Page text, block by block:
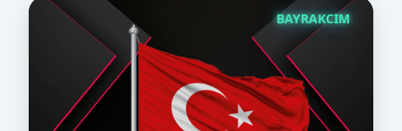
BAYRAKCIM